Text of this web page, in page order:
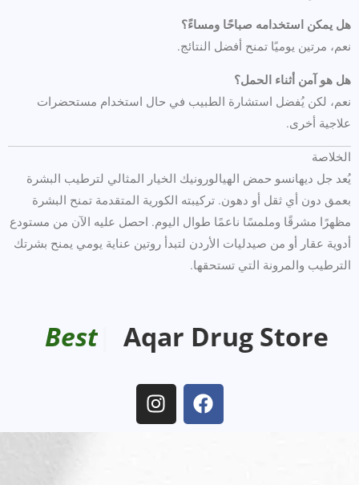
هل يمكن استخدامه صباحًا ومساءً؟
نعم، مرتين يوميًا تمنح أفضل النتائج.
هل هو آمن أثناء الحمل؟
نعم، لكن يُفضل استشارة الطبيب في حال استخدام مستحضرات
علاجية أخرى.
الخلاصة
يُعد جل ديهانسو حمض الهيالورونيك الخيار المثالي لترطيب البشرة
بعمق دون أي ثقل أو دهون. تركيبته الكورية المتقدمة تمنح البشرة
مظهرًا مشرقًا وملمسًا ناعمًا طوال اليوم. احصل عليه الآن من مستودع
أدوية عقار أو من صيدليات الأردن لتبدأ روتين عناية يومي يمنح بشرتك
الترطيب والمرونة التي تستحقها.
Aqar Drug Store
estD |